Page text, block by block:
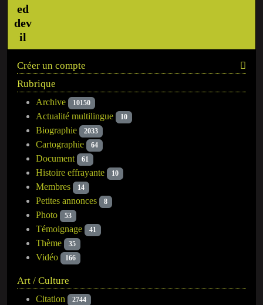
Créer un compte
Rubrique
Archive 10150
Actualité multilingue 10
Biographie 2033
Cartographie 64
Document 61
Histoire effrayante 10
Membres 14
Petites annonces 8
Photo 53
Témoignage 41
Thème 35
Vidéo 166
Art / Culture
Citation 2744